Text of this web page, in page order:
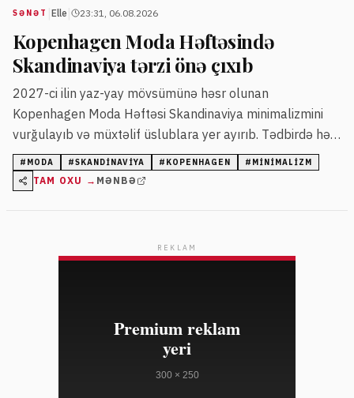
SƏNƏT Elle 23:31, 06.08.2026
Kopenhagen Moda Həftəsində
Skandinaviya tərzi önə çıxıb
2027-ci ilin yaz-yay mövsümünə həsr olunan
Kopenhagen Moda Həftəsi Skandinaviya minimalizmini
vurğulayıb və müxtəlif üslublara yer ayırıb. Tədbirdə həm
təcrübəli, həm də yeni dizaynerlər kolleksiyalarını təqdim
edib.
# MODA #SKANDINAVIYA # KOPENHAGEN # MINIMALIZM
TAM OXU → MƏNBƏ
REKLAM